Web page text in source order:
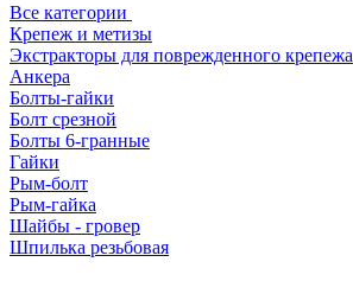
Все категории
Крепеж и метизы
Экстракторы для поврежденного крепежа
Анкера
Болты-гайки
Болт срезной
Болты 6-гранные
Гайки
Рым-болт
Рым-гайка
Шайбы - гровер
Шпилька резьбовая